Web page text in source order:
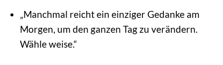
„Manchmal reicht ein einziger Gedanke am
Morgen, um den ganzen Tag zu verändern.
Wähle weise.“